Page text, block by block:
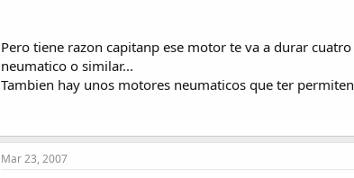
Pero tiene razon capitanp ese motor te va a durar
neumatico o similar...
Tambien hay unos motores neumaticos que ter
Mar 23, 2007